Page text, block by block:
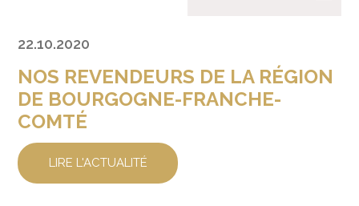
22.10.2020
NOS REVENDEURS DE LA RÉGION
DE BOURGOGNE-FRANCHE-
COMTÉ
LIRE L'ACTUALITÉ